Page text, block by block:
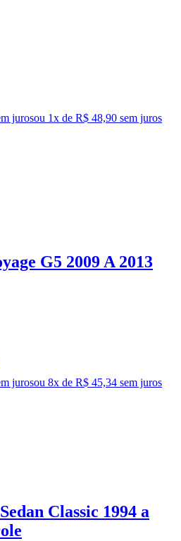
jurosou 1x de R$ 48,90 sem juros
G5 2009 A 2013
jurosou 8x de R$ 45,34 sem juros
Classic 1994 a